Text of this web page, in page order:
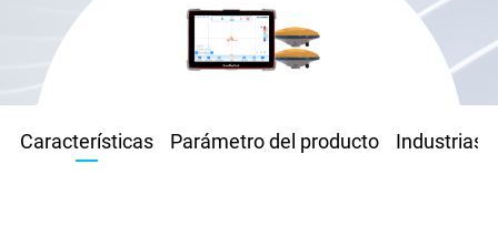
Características Parámetro del producto Industrias